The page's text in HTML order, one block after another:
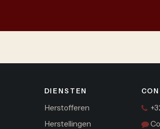
DIENSTEN
Herstofferen
Herstellingen